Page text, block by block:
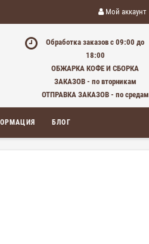
Мой аккаунт
Обработка заказов с 09:00 до
18:00
ОБЖАРКА КОФЕ И СБОРКА
ЗАКАЗОВ - по вторникам
ОТПРАВКА ЗАКАЗОВ - по средам
БЛОГ